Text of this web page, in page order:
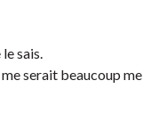
sais.
serait beaucoup